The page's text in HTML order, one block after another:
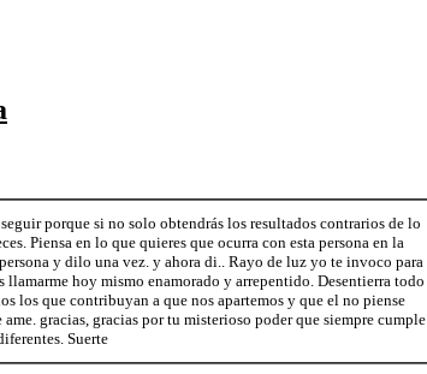
porque si no solo obtendrás los resultados contrarios de lo
Piensa en lo que quieres que ocurra con esta persona en la
y dilo una vez. y ahora di.. Rayo de luz yo te invoco para
llamarme hoy mismo enamorado y arrepentido. Desentierra todo
los que contribuyan a que nos apartemos y que el no piense
gracias, gracias por tu misterioso poder que siempre cumple
Suerte